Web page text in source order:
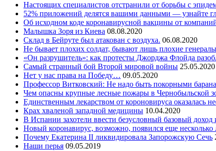
Настоящих специалистов отстранили от борьбы с
52% приложений делятся вашими данными — узнайте
Об исходном коде коронавирусной вакцины от
Малышка Зоря из Киева 08.08.2020
Склад в Бейруте был атакован с воздуха. 06.08.2020
Не бывает плохих солдат, бывают лишь плохие
«Он разрушитель»: как протесты Джорджа Флойда
Самый странный бой Второй мировой войны 25.05.2020
Нет у нас права на Победу… 09.05.2020
Профессор Витковский: Не надо быть покорными
Чем опасны крупные лесные пожары в Чернобыльской
Единственным лекарством от короновируса оказалась
Крах хваленой западной медицины 10.04.2020
В Испании захотели ввести безусловный базовый доход
Новый коронавирус, возможно, появился еще несколько
Почему Екатерина II ликвидировала Запорожскую Сечь
Наши перья 09.05.2019